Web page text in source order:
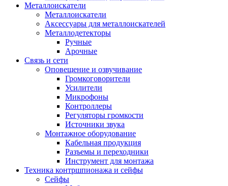
Металлоискатели
Металлоискатели
Аксессуары для металлоискателей
Металлодетекторы
Ручные
Арочные
Связь и сети
Оповещение и озвучивание
Громкоговорители
Усилители
Микрофоны
Контроллеры
Регуляторы громкости
Источники звука
Монтажное оборудование
Кабельная продукция
Разъемы и переходники
Инструмент для монтажа
Техника контршпионажа и сейфы
Сейфы